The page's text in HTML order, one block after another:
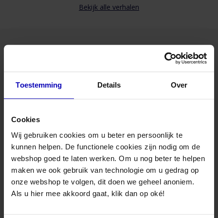
Toestemming Details Over
Cookies
Wij gebruiken cookies om u beter en persoonlijk te
kunnen helpen. De functionele cookies zijn nodig om de
webshop goed te laten werken. Om u nog beter te helpen
maken we ook gebruik van technologie om u gedrag op
onze webshop te volgen, dit doen we geheel anoniem.
Als u hier mee akkoord gaat, klik dan op oké!
- werkzaamheden volledig handmatig, zonder gereedschap.
- geen insnoering of beschadiging van flexibele slang
- past in de meest gebruikelijke aluminium of kunststof flexibele
slang
- montage van flexibele slang tot 50% sneller gerealiseerd.
Geel
Bekijk alle verhalen
Advies nodig van onze specialisten?
Bel naar 085-8221636
Mail met ons
Bezoek onze winkel
Snelle levering binnen Nederland en België